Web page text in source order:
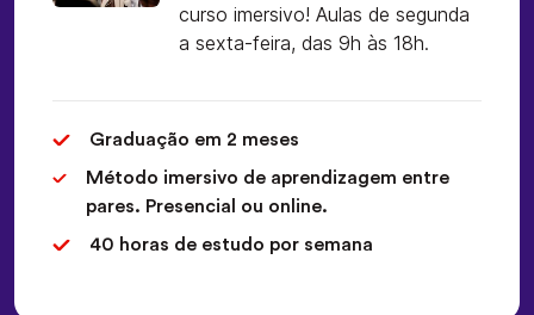
curso imersivo! Aulas de segunda
a sexta-feira, das 9h às 18h.
Graduação em 2 meses
Método imersivo de aprendizagem entre
pares. Presencial ou online.
40 horas de estudo por semana